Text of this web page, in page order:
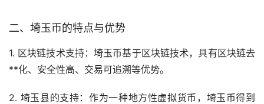
二、埼玉币的特点与优势
1. 区块链技术支持：埼玉币基于区块链技术，具有区块链去
**化、安全性高、交易可追溯等优势。
2. 埼玉县的支持：作为一种地方性虚拟货币，埼玉币得到